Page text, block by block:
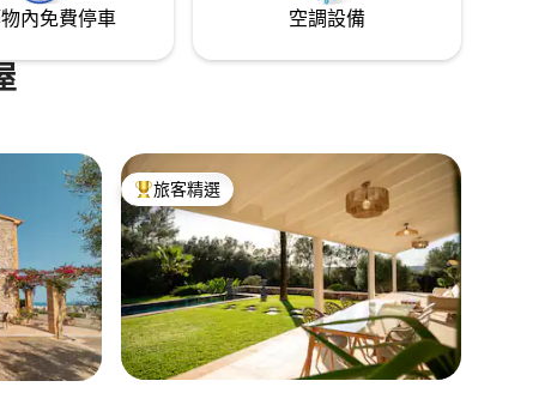
內免費停車 空調設備
旅客精選榜首
旅客精選